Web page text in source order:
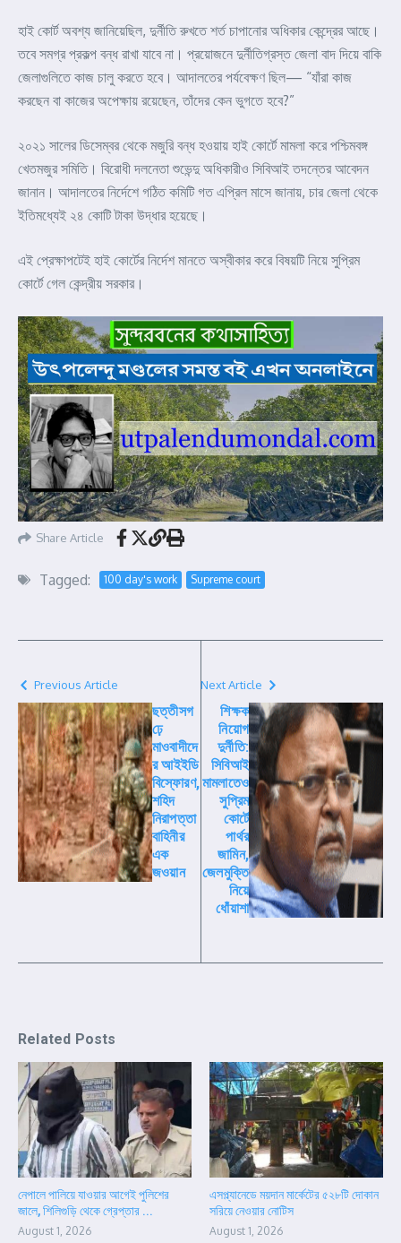
হাই কোর্ট অবশ্য জানিয়েছিল, দুর্নীতি রুখতে শর্ত চাপানোর অধিকার কেন্দ্রের আছে।
তবে সমগ্র প্রকল্প বন্ধ রাখা যাবে না। প্রয়োজনে দুর্নীতিগ্রস্ত জেলা বাদ দিয়ে বাকি
জেলাগুলিতে কাজ চালু করতে হবে। আদালতের পর্যবেক্ষণ ছিল— “যাঁরা কাজ
করছেন বা কাজের অপেক্ষায় রয়েছেন, তাঁদের কেন ভুগতে হবে?”
২০২১ সালের ডিসেম্বর থেকে মজুরি বন্ধ হওয়ায় হাই কোর্টে মামলা করে পশ্চিমবঙ্গ
খেতমজুর সমিতি। বিরোধী দলনেতা শুভেন্দু অধিকারীও সিবিআই তদন্তের আবেদন
জানান। আদালতের নির্দেশে গঠিত কমিটি গত এপ্রিল মাসে জানায়, চার জেলা থেকে
ইতিমধ্যেই ২৪ কোটি টাকা উদ্ধার হয়েছে।
এই প্রেক্ষাপটেই হাই কোর্টের নির্দেশ মানতে অস্বীকার করে বিষয়টি নিয়ে সুপ্রিম
কোর্টে গেল কেন্দ্রীয় সরকার।
Share Article
Tagged: 100 day's work Supreme court
Previous Article
ছত্তীসগ
ঢ়ে
মাওবাদীদে
র আইইডি
বিস্ফোরণ,
শহিদ
নিরাপত্তা
বাহিনীর
এক
জওয়ান
Next Article
শিক্ষক
নিয়োগ
দুর্নীতি:
সিবিআই
মামলাতেও
সুপ্রিম
কোর্টে
পার্থর
জামিন,
জেলমুক্তি
নিয়ে
ধোঁয়াশা
Related Posts
নেপালে পালিয়ে যাওয়ার আগেই পুলিশের
জালে, শিলিগুড়ি থেকে গ্রেপ্তার ...
August 1, 2026
এসপ্ল্যানেডে ময়দান মার্কেটের ৫২৮টি দোকান
সরিয়ে নেওয়ার নোটিস
August 1, 2026